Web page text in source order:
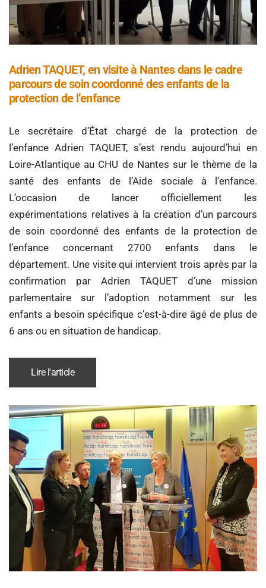
Adrien TAQUET, en visite à Nantes dans le cadre
parcours de soin coordonné des enfants de la
protection de l’enfance
Le secrétaire d’État chargé de la protection de
l’enfance Adrien TAQUET, s’est rendu aujourd’hui en
Loire-Atlantique au CHU de Nantes sur le thème de la
santé des enfants de l’Aide sociale à l’enfance.
L’occasion de lancer officiellement les
expérimentations relatives à la création d’un parcours
de soin coordonné des enfants de la protection de
l’enfance concernant 2700 enfants dans le
département. Une visite qui intervient trois après par la
confirmation par Adrien TAQUET d’une mission
parlementaire sur l’adoption notamment sur les
enfants a besoin spécifique c’est-à-dire âgé de plus de
6 ans ou en situation de handicap.
Lire l'article